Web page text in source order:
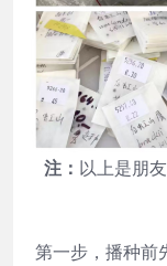
注： 以上是朋
第一步，播种前